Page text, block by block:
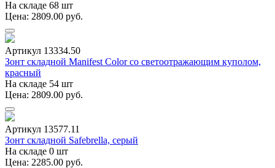
На складе 68 шт
Цена: 2809.00 руб.
Артикул 13334.50
Зонт складной Manifest Color со светоотражающим куполом,
красный
На складе 54 шт
Цена: 2809.00 руб.
Артикул 13577.11
Зонт складной Safebrella, серый
На складе 0 шт
Цена: 2285.00 руб.